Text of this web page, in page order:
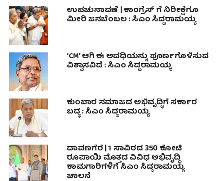
ಉಪಚುನಾವಣೆ | ಕಾಂಗ್ರೆಸ್ ಗೆ ನಿರೀಕ್ಷೆಗೂ
ಮೀರಿ ಜನಬೆಂಬಲ : ಸಿಎಂ‌ ಸಿದ್ದರಾಮಯ್ಯ
‘CM’ ಆಗಿ ಈ ಅವಧಿಯನ್ನು ಪೂರ್ಣಗೊಳಿಸುವ
ವಿಶ್ವಾಸವಿದೆ : ಸಿಎಂ ಸಿದ್ದರಾಮಯ್ಯ
ಕುಂಬಾರ ಸಮಾಜದ ಅಭಿವೃದ್ಧಿಗೆ ಸರ್ಕಾರ
ಬದ್ಧ : ಸಿಎಂ ಸಿದ್ದರಾಮಯ್ಯ
ದಾವಣಗೆರೆ | 1 ಸಾವಿರದ 350 ಕೋಟಿ
ರೂಪಾಯಿ ಮೊತ್ತದ ವಿವಿಧ ಅಭಿವೃದ್ಧಿ
ಕಾಮಗಾರಿಗಳಿಗೆ ಸಿಎಂ ಸಿದ್ದರಾಮಯ್ಯ
ಚಾಲನೆ